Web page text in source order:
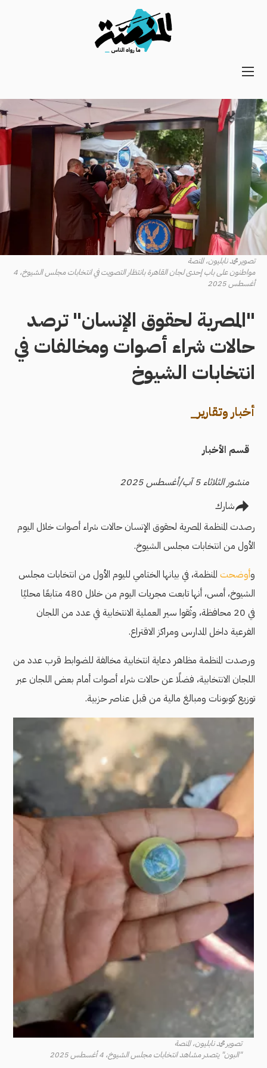
Main
Secondary
Navigation
تصوير محمد نابليون، المنصة
مواطنون على باب إحدى لجان القاهرة بانتظار التصويت في انتخابات مجلس الشيوخ، 4
أغسطس 2025
"المصرية لحقوق الإنسان" ترصد
حالات شراء أصوات ومخالفات في
انتخابات الشيوخ
أخبار وتقارير_
قسم الأخبار
منشور الثلاثاء 5 آب/أغسطس 2025
شارك
رصدت المنظمة المصرية لحقوق الإنسان حالات شراء أصوات خلال اليوم
الأول من انتخابات مجلس الشيوخ.
وأوضحت المنظمة، في بيانها الختامي لليوم الأول من انتخابات مجلس
الشيوخ، أمس، أنها تابعت مجريات اليوم من خلال 480 متابعًا محليًا
في 20 محافظة، وثّقوا سير العملية الانتخابية في عدد من اللجان
الفرعية داخل المدارس ومراكز الاقتراع.
ورصدت المنظمة مظاهر دعاية انتخابية مخالفة للضوابط قرب عدد من
اللجان الانتخابية، فضلًا عن حالات شراء أصوات أمام بعض اللجان عبر
توزيع كوبونات ومبالغ مالية من قبل عناصر حزبية.
تصوير محمد نابليون، المنصة
"البون" يتصدر مشاهد انتخابات مجلس الشيوخ، 4 أغسطس 2025